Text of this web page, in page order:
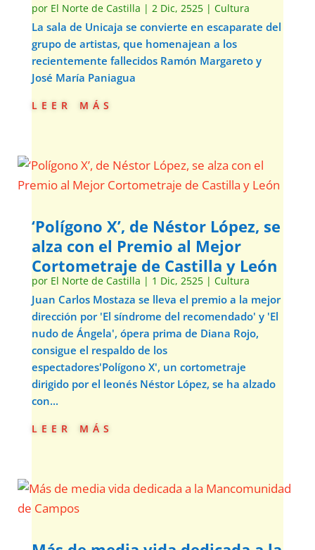
por El Norte de Castilla | 2 Dic, 2525| Cultura
La sala de Unicaja se convierte en escaparate del
grupo de artistas, que homenajean a los
recientemente fallecidos Ramón Margareto y
José María Paniagua
leer más
‘Polígono X’, de Néstor López, se
alza con el Premio al Mejor
Cortometraje de Castilla y León
por El Norte de Castilla | 1 Dic, 2525| Cultura
Juan Carlos Mostaza se lleva el premio a la mejor
dirección por 'El síndrome del recomendado' y 'El
nudo de Ángela', ópera prima de Diana Rojo,
consigue el respaldo de los
espectadores'Polígono X', un cortometraje
dirigido por el leonés Néstor López, se ha alzado
con...
leer más